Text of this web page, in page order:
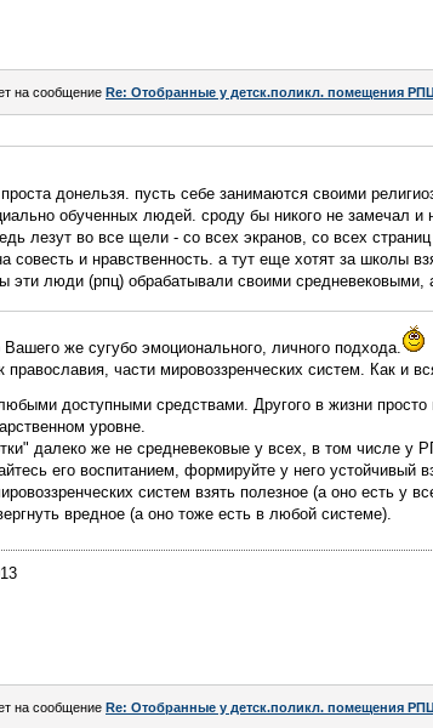
на сообщение Re: Отобранные у детск.поликл. помещения
донельзя. пусть себе занимаются своими
обученных людей. сроду бы никого не замечал
лезут во все щели - со всех экранов, со всех
совесть и нравственность. а тут еще хотят за школы
эти люди (рпц) обрабатывали своими средневековыми,
же сугубо эмоционального, личного подхода.
части мировоззренческих систем. Как и
доступными средствами. Другого в жизни просто
уровне.
далеко же не средневековые у всех, в том числе
его воспитанием, формируйте у него
систем взять полезное (а оно есть у
вредное (а оно тоже есть в любой системе).
на сообщение Re: Отобранные у детск.поликл. помещения